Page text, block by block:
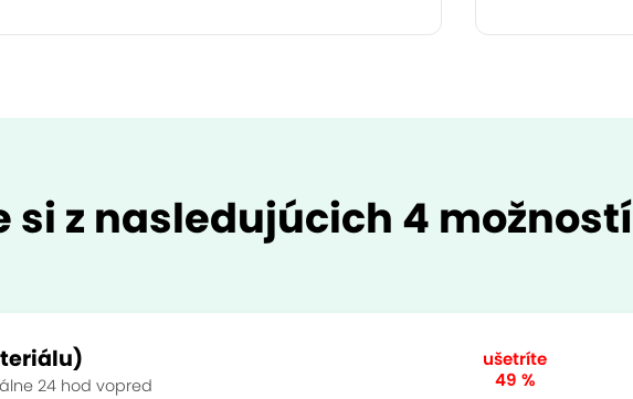
si z nasledujúcich 4 možností
24 hod vopred
ušetríte
49 %